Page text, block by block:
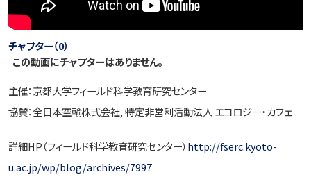
チャプター（0）
この動画にチャプターはありません。
主催：京都大学フィールド科学教育研究センター
協賛：全日本空輸株式会社, 特定非営利活動法人 エコロジー・カフェ
詳細HP（フィールド科学教育研究センター） http://fserc.kyoto-
u.ac.jp/wp/blog/archives/7997